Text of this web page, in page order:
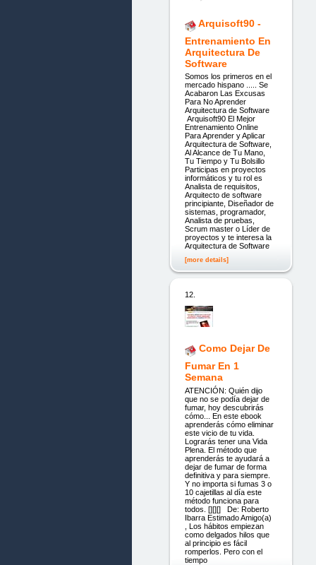
Arquisoft90 -
Entrenamiento En
Arquitectura De
Software
Somos los primeros en el
mercado hispano ..... Se
Acabaron Las Excusas
Para No Aprender
Arquitectura de Software
Arquisoft90 El Mejor
Entrenamiento Online
Para Aprender y Aplicar
Arquitectura de Software,
Al Alcance de Tu Mano,
Tu Tiempo y Tu Bolsillo
Participas en proyectos
informáticos y tu rol es
Analista de requisitos,
Arquitecto de software
principiante, Diseñador de
sistemas, programador,
Analista de pruebas,
Scrum master o Líder de
proyectos y te interesa la
Arquitectura de Software
[more details]
12.
Como Dejar De
Fumar En 1
Semana
ATENCIÓN: Quién dijo
que no se podía dejar de
fumar, hoy descubrirás
cómo... En este ebook
aprenderás cómo eliminar
este vicio de tu vida.
Lograrás tener una Vida
Plena. El método que
aprenderás te ayudará a
dejar de fumar de forma
definitiva y para siempre.
Y no importa si fumas 3 o
10 cajetillas al día este
método funciona para
todos. [][][] De: Roberto
Ibarra Estimado Amigo(a)
, Los hábitos empiezan
como delgados hilos que
al principio es fácil
romperlos. Pero con el
tiempo